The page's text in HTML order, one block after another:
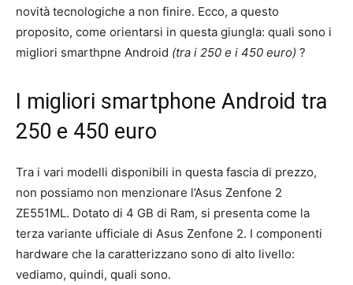
novità tecnologiche a non finire. Ecco, a questo
proposito, come orientarsi in questa giungla: quali sono i
migliori smarthpne Android (tra i 250 e i 450 euro) ?
I migliori smartphone Android tra
250 e 450 euro
Tra i vari modelli disponibili in questa fascia di prezzo,
non possiamo non menzionare l’Asus Zenfone 2
ZE551ML. Dotato di 4 GB di Ram, si presenta come la
terza variante ufficiale di Asus Zenfone 2. I componenti
hardware che la caratterizzano sono di alto livello:
vediamo, quindi, quali sono.